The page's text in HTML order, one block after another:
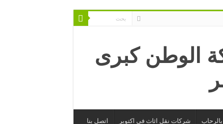
شركات نقل اثاث في اكتوبر اتصل بنا